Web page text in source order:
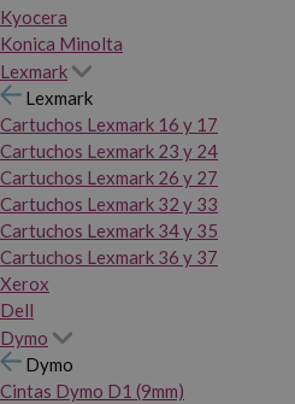
Kyocera
Konica Minolta
Lexmark
Lexmark
Cartuchos Lexmark 16 y 17
Cartuchos Lexmark 23 y 24
Cartuchos Lexmark 26 y 27
Cartuchos Lexmark 32 y 33
Cartuchos Lexmark 34 y 35
Cartuchos Lexmark 36 y 37
Xerox
Dell
Dymo
Dymo
Cintas Dymo D1 (9mm)